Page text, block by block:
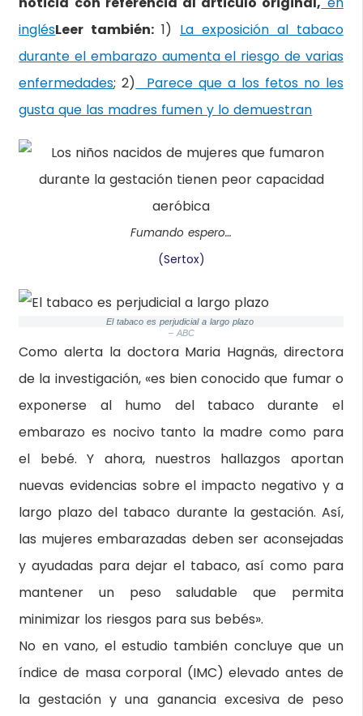
inglésLeer también:1) La exposición al tabaco
durante el embarazo aumenta el riesgo de varias
enfermedades; 2) Parece que a los fetos no les
gusta que las madres fumen y lo demuestran
Fumando espero…
(Sertox)
El tabaco es perjudicial a largo plazo
– ABC
Como alerta la doctora Maria Hagnäs, directora
de la investigación, «es bien conocido que fumar o
exponerse al humo del tabaco durante el
embarazo es nocivo tanto la madre como para
el bebé. Y ahora, nuestros hallazgos aportan
nuevas evidencias sobre el impacto negativo y a
largo plazo del tabaco durante la gestación. Así,
las mujeres embarazadas deben ser aconsejadas
y ayudadas para dejar el tabaco, así como para
mantener un peso saludable que permita
minimizar los riesgos para sus bebés».
No en vano, el estudio también concluye que un
índice de masa corporal (IMC) elevado antes de
la gestación y una ganancia excesiva de peso